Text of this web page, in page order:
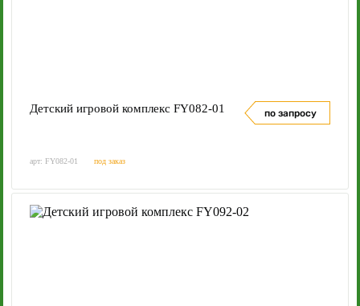
Детский игровой комплекс FY082-01 по запросу
арт: FY082-01 под заказ